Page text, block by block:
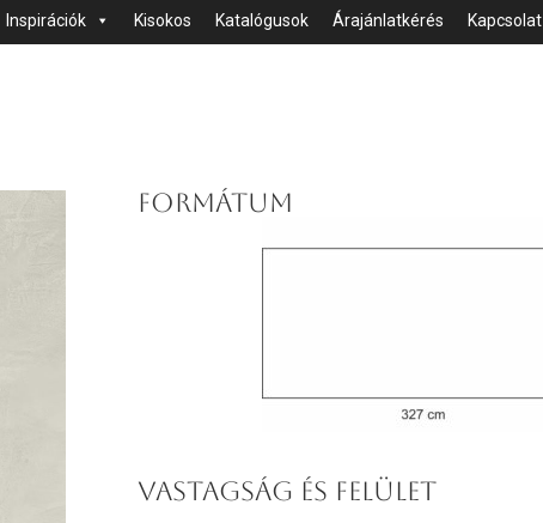
Inspirációk Kisokos Katalógusok Árajánlatkérés Kapcsolat
FORMÁTUM
VASTAGSÁG ÉS FELÜLET